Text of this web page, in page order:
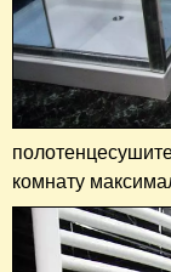
комнату